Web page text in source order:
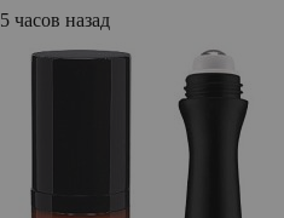
5 часов назад